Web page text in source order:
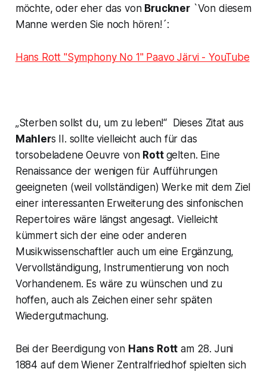
möchte, oder eher das von Bruckner`Von diesem
Manne werden Sie noch hören!´:
Hans Rott "Symphony No 1" Paavo Järvi - YouTube
„Sterben sollst du, um zu leben!“ Dieses Zitat aus
Mahlers II. sollte vielleicht auch für das
torsobeladene Oeuvre von Rott gelten. Eine
Renaissance der wenigen für Aufführungen
geeigneten (weil vollständigen) Werke mit dem Ziel
einer interessanten Erweiterung des sinfonischen
Repertoires wäre längst angesagt. Vielleicht
kümmert sich der eine oder anderen
Musikwissenschaftler auch um eine Ergänzung,
Vervollständigung, Instrumentierung von noch
Vorhandenem. Es wäre zu wünschen und zu
hoffen, auch als Zeichen einer sehr späten
Wiedergutmachung.
Bei der Beerdigung von Hans Rott am 28. Juni
1884 auf dem Wiener Zentralfriedhof spielten sich